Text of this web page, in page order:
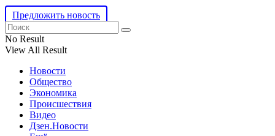
Предложить новость
No Result
View All Result
Новости
Общество
Экономика
Происшествия
Видео
Дзен.Новости